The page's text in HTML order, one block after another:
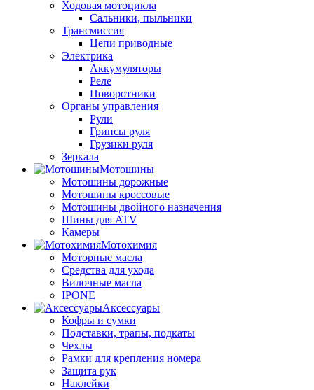
Ходовая мотоцикла
Сальники, пыльники
Трансмиссия
Цепи приводные
Электрика
Аккумуляторы
Реле
Поворотники
Органы управления
Рули
Грипсы руля
Грузики руля
Зеркала
Мотошины
Мотошины дорожные
Мотошины кроссовые
Мотошины двойного назначения
Шины для ATV
Камеры
Мотохимия
Моторные масла
Средства для ухода
Вилочные масла
IPONE
Аксессуары
Кофры и сумки
Подставки, трапы, подкаты
Чехлы
Рамки для крепления номера
Защита рук
Наклейки